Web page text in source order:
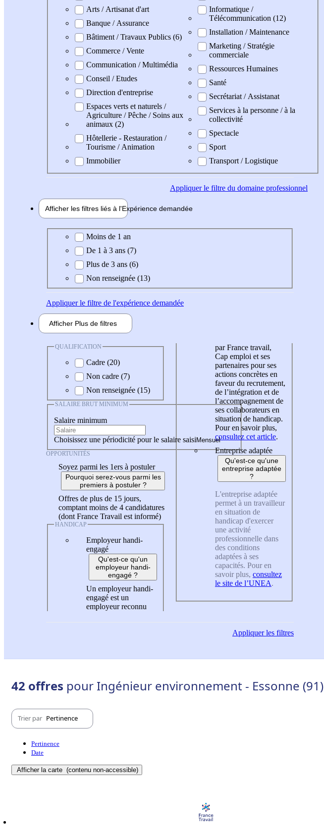
Arts / Artisanat d'art
Banque / Assurance
Bâtiment / Travaux Publics (6)
Commerce / Vente
Communication / Multimédia
Conseil / Etudes
Direction d'entreprise
Espaces verts et naturels /
Agriculture / Pêche / Soins aux
animaux (2)
Hôtellerie - Restauration /
Tourisme / Animation
Immobilier
Informatique /
Télécommunication (12)
Installation / Maintenance
Marketing / Stratégie
commerciale
Ressources Humaines
Santé
Secrétariat / Assistanat
Services à la personne / à la
collectivité
Spectacle
Sport
Transport / Logistique
Appliquerle filtre du domaine professionnel
Afficher les filtres liés à l'Expérience demandée
Expérience demandée
Moins de 1 an
De 1 à 3 ans (7)
Plus de 3 ans (6)
Non renseignée (13)
Appliquerle filtre de l'expérience demandée
Afficher Plus de filtres
QUALIFICATION
Cadre (20)
Non cadre (7)
Non renseignée (15)
SALAIRE BRUT MINIMUM
Salaire minimum
Choisissez une périodicité pour le salaire saisi
OPPORTUNITÉS
Soyez parmi les 1ers à postuler
Pourquoi serez-vous parmi les
premiers à postuler ?
Offres de plus de 15 jours,
comptant moins de 4 candidatures
(dont France Travail est informé)
HANDICAP
Employeur handi-
engagé
Qu'est-ce qu'un
employeur handi-
engagé ?
Un employeur handi-
engagé est un
employeur reconnu
par France travail,
Cap emploi et ses
partenaires pour ses
actions concrètes en
faveur du recrutement,
de l’intégration et de
l’accompagnement de
ses collaborateurs en
situation de handicap.
Pour en savoir plus,
consultez cet article.
Entreprise adaptée
Qu'est-ce qu'une
entreprise adaptée
?
L'entreprise adaptée
permet à un travailleur
en situation de
handicap d'exercer
une activité
professionnelle dans
des conditions
adaptées à ses
capacités. Pour en
savoir plus, consultez
le site de l’UNEA.
Appliquerles filtres
42 offres pour Ingénieur environnement - Essonne (91)
Trier par Pertinence
Pertinence
Date
Afficher la carte (contenu non-accessible)